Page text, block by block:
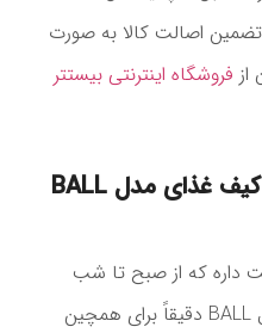
تضمین اصالت کالا به صورت
فروشگاه اینترنتی بیستتر
برای عاشقای فوتبال؛ کیف غذای مدل BALL
داره که از صبح تا شب
توپ زیر پاشه، کیف غذای مدل BALL دقیقاً برای همچین